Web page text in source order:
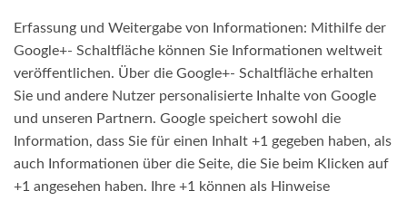
Erfassung und Weitergabe von Informationen: Mithilfe der
Google+- Schaltfläche können Sie Informationen weltweit
veröffentlichen. Über die Google+- Schaltfläche erhalten
Sie und andere Nutzer personalisierte Inhalte von Google
und unseren Partnern. Google speichert sowohl die
Information, dass Sie für einen Inhalt +1 gegeben haben, als
auch Informationen über die Seite, die Sie beim Klicken auf
+1 angesehen haben. Ihre +1 können als Hinweise